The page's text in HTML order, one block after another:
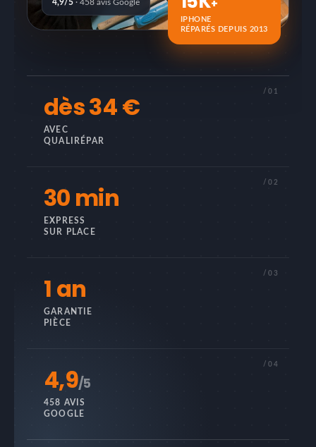
4,9/5 · 458 avis Google +
IPHONE
RÉPARÉS DEPUIS 2013
/01
dès 34 €
AVEC
QUALIRÉPAR
/02
30 min
EXPRESS
SUR PLACE
/03
1 an
GARANTIE
PIÈCE
/04
4,9/5
458 AVIS
GOOGLE